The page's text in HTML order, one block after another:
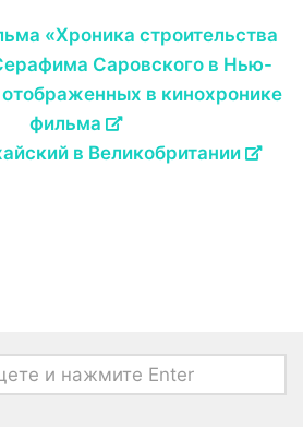
«Хроника строительства
Саровского в Нью-
в кинохронике
фильма
в Великобритании